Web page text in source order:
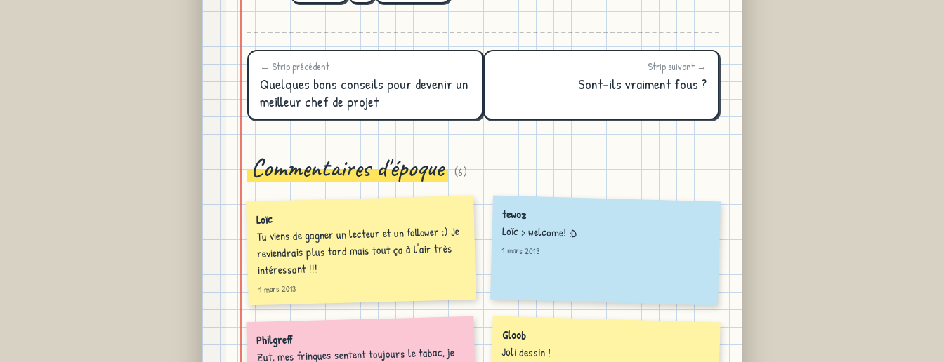
← Strip précédent
Quelques bons conseils pour devenir un
meilleur chef de projet
Strip suivant →
Sont-ils vraiment fous ?
Commentaires d'époque (6)
Loïc
Tu viens de gagner un lecteur et un follower :) Je
reviendrais plus tard mais tout ça à l'air très
intéressant !!!
1 mars 2013
tewoz
Loïc > welcome! :D
1 mars 2013
Philgreff
Zut, mes fringues sentent toujours le tabac, je
Gloob
Joli dessin !